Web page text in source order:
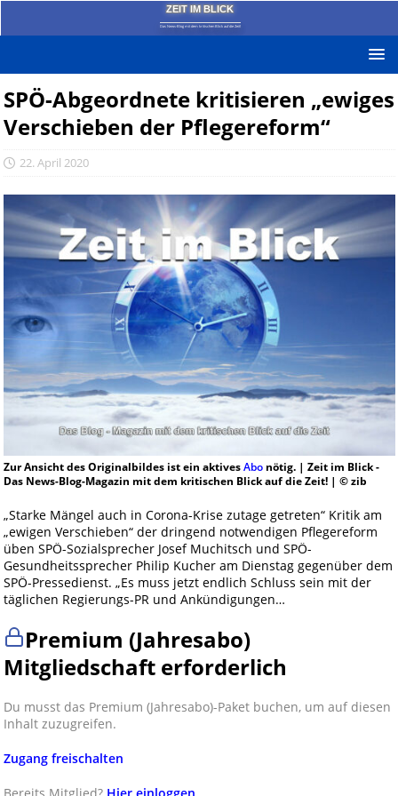
ZEIT IM BLICK
Das News-Blog mit dem kritischen Blick auf die Zeit!
SPÖ-Abgeordnete kritisieren „ewiges
Verschieben der Pflegereform“
22. April 2020
Zur Ansicht des Originalbildes ist ein aktivesAbonötig. | Zeit im Blick -
Das News-Blog-Magazin mit dem kritischen Blick auf die Zeit! | © zib
„Starke Mängel auch in Corona-Krise zutage getreten“ Kritik am
„ewigen Verschieben“ der dringend notwendigen Pflegereform
üben SPÖ-Sozialsprecher Josef Muchitsch und SPÖ-
Gesundheitssprecher Philip Kucher am Dienstag gegenüber dem
SPÖ-Pressedienst. „Es muss jetzt endlich Schluss sein mit der
täglichen Regierungs-PR und Ankündigungen…
Premium (Jahresabo)
Mitgliedschaft erforderlich
Du musst das Premium (Jahresabo)-Paket buchen, um auf diesen
Inhalt zuzugreifen.
Zugang freischalten